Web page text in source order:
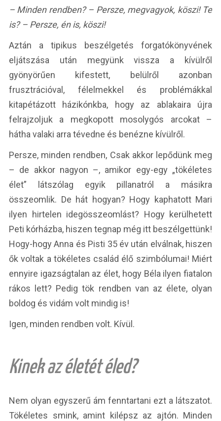
– Minden rendben? – Persze, megvagyok, köszi! Te
is? – Persze, én is, köszi!
Aztán a tipikus beszélgetés forgatókönyvének
eljátszása után megyünk vissza a kívülről
gyönyörűen kifestett, belülről azonban
frusztrációval, félelmekkel és problémákkal
kitapétázott házikónkba, hogy az ablakaira újra
felrajzoljuk a megkopott mosolygós arcokat –
hátha valaki arra tévedne és benézne kívülről.
Persze, minden rendben, Csak akkor lepődünk meg
– de akkor nagyon –, amikor egy-egy „tökéletes
élet” látszólag egyik pillanatról a másikra
összeomlik. De hát hogyan? Hogy kaphatott Mari
ilyen hirtelen idegösszeomlást? Hogy kerülhetett
Peti kórházba, hiszen tegnap még itt beszélgettünk!
Hogy-hogy Anna és Pisti 35 év után elválnak, hiszen
ők voltak a tökéletes család élő szimbólumai! Miért
ennyire igazságtalan az élet, hogy Béla ilyen fiatalon
rákos lett? Pedig tök rendben van az élete, olyan
boldog és vidám volt mindig is!
Igen, minden rendben volt. Kívül.
Kinek az életét éled?
Nem olyan egyszerű ám fenntartani ezt a látszatot.
Tökéletes smink, amint kilépsz az ajtón. Minden